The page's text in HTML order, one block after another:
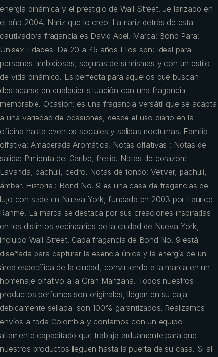
energía dinámica y el prestigio de Wall Street. ue lanzado en
el año 2004. Nariz que lo creó: La nariz detrás de esta
cautivadora fragancia es David Apel. Marca: Bond Para:
Unisex Edades: De 20 a 45 años Ellos son: Ideal para
personas ambiciosas, seguras de sí mismas y con un estilo
de vida dinámico. Es perfecta para aquellos que buscan
destacarse en cualquier situación con una fragancia
memorable. Ocasión: es una fragancia versátil que se adapta
a una variedad de ocasiones, desde el uso diario en la
oficina hasta eventos sociales y salidas nocturnas. Familia
olfativa: Amaderada Aromática. Notas olfativas : Notas de
salida: Pimienta del Caribe, fresia. Notas de corazón:
Lavanda, pachulí, cedro. Notas de fondo: Vetiver, pachulí,
ámbar. Historia : Bond No. 9 es una casa de fragancias de
lujo con sede en Nueva York, fundada en 2003 por Laurice
Rahmé. La marca se destaca por sus creaciones inspiradas
en los distintos vecindarios de la ciudad de Nueva York,
incluido Wall Street. Cada fragancia de Bond No. 9 está
diseñada para capturar la esencia única y la energía de un
área específica de la ciudad, convirtiendo a la marca en un
homenaje olfativo a la Gran Manzana. Todos nuestros
productos perfumes son originales, llegan en su caja
debidamente sellada, son 100% garantizados. Realizamos
envíos a toda Colombia y contamos con un equipo
altamente capacitado que trabaja arduamente para que
nuestros productos lleguen hasta la puerta de su casa. Si al